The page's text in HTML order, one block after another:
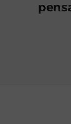
Contattaci